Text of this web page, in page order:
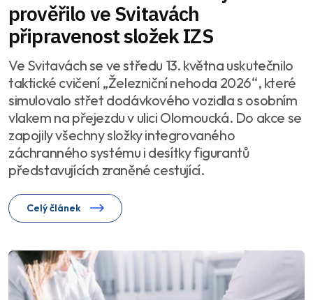
prověřilo ve Svitavách
připravenost složek IZS
Ve Svitavách se ve středu 13. května uskutečnilo
taktické cvičení „Železniční nehoda 2026“, které
simulovalo střet dodávkového vozidla s osobním
vlakem na přejezdu v ulici Olomoucká. Do akce se
zapojily všechny složky integrovaného
záchranného systému i desítky figurantů
představujících zraněné cestující.
Celý článek